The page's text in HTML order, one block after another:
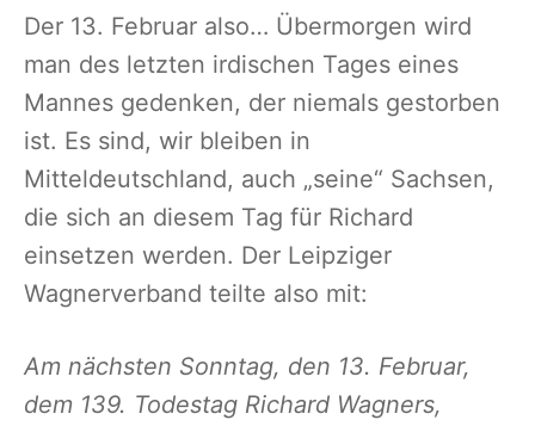
Der 13. Februar also… Übermorgen wird
man des letzten irdischen Tages eines
Mannes gedenken, der niemals gestorben
ist. Es sind, wir bleiben in
Mitteldeutschland, auch „seine“ Sachsen,
die sich an diesem Tag für Richard
einsetzen werden. Der Leipziger
Wagnerverband teilte also mit:
Am nächsten Sonntag, den 13. Februar,
dem 139. Todestag Richard Wagners,